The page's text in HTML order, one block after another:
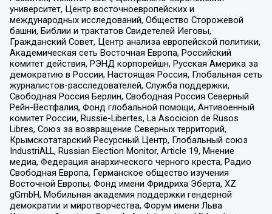
университет, Центр восточноевропейских и
международных исследований, Общество Сторожевой
башни, Библии и трактатов Свидетелей Иеговы,
Гражданский Совет, Центр анализа европейской политики,
Академическая сеть Восточная Европа, Российский
комитет действия, РЭНД корпорейшн, Русская Америка за
демократию в России, Настоящая Россия, Глобальная сеть
журналистов-расследователей, Служба поддержки,
Свободная Россия Берлин, Свободная Россия Северный
Рейн-Вестфалия, Фонд глобальной помощи, Антивоенный
комитет России, Russie-Libertes, La Asocicion de Rusos
Libres, Союз за возвращение Северных территорий,
Крымскотатарский Ресурсный Центр, Глобальный союз
IndustriALL, Russian Election Monitor, Article 19, Мнение
медиа, Федерация анархического черного креста, Радио
Свободная Европа, Германское общество изучения
Восточной Европы, Фонд имени Фридриха Эберта, XZ
gGmbH, Мобильная академия поддержки гендерной
демократии и миротворчества, Форум имени Льва